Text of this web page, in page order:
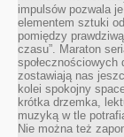
impulsów pozwala
elementem sztuki
pomiędzy
czasu”. Maraton
zostawiają nas
kolei spokojny
krótka drzemka,
muzyką w tle
Nie można też